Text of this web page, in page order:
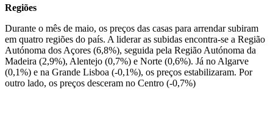
Regiões
Durante o mês de maio, os preços das casas para arrendar subiram
em quatro regiões do país. A liderar as subidas encontra-se a Região
Autónoma dos Açores (6,8%), seguida pela Região Autónoma da
Madeira (2,9%), Alentejo (0,7%) e Norte (0,6%). Já no Algarve
(0,1%) e na Grande Lisboa (-0,1%), os preços estabilizaram. Por
outro lado, os preços desceram no Centro (-0,7%)